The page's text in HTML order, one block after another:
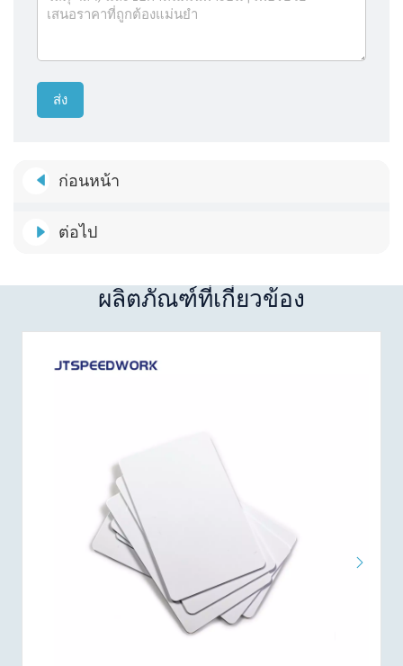
ส่ง
ก่อนหน้า
ต่อไป
ผลิตภัณฑ์ที่เกี่ยวข้อง